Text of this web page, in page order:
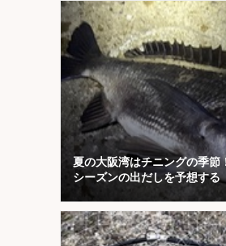
夏の大阪湾はチニングの季
シーズンの出だしを予想する